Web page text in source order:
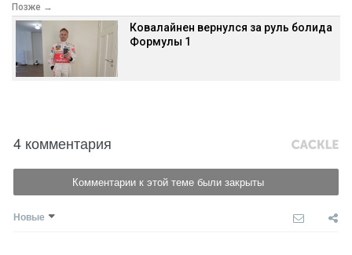
Позже →
Ковалайнен вернулся за руль болида
Формулы 1
4 комментария
Комментарии к этой теме были закрыты
Новые